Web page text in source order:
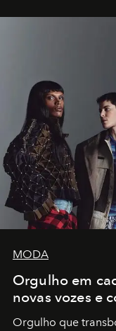
MODA
Orgulho em
novas vozes e
Orgulho que